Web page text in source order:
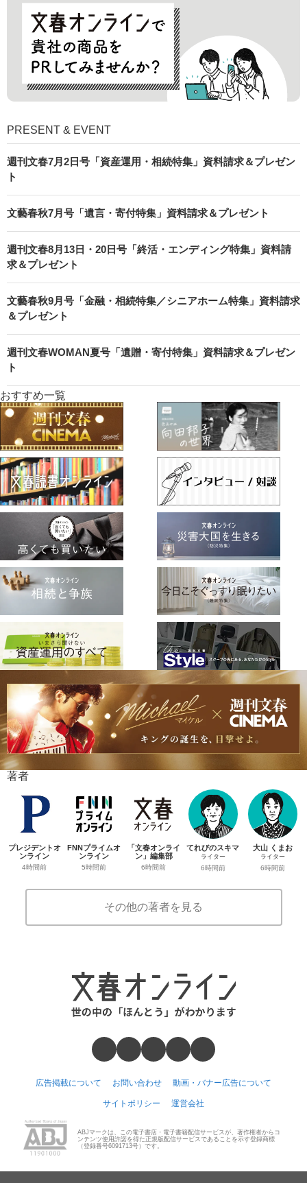
PRESENT & EVENT
週刊文春7月2日号「資産運用・相続特集」資料請求＆プレゼン
ト
文藝春秋7月号「遺言・寄付特集」資料請求＆プレゼント
週刊文春8月13日・20日号「終活・エンディング特集」資料請
求＆プレゼント
文藝春秋9月号「金融・相続特集／シニアホーム特集」資料請求
＆プレゼント
週刊文春WOMAN夏号「遺贈・寄付特集」資料請求＆プレゼン
ト
おすすめ一覧
著者
プレジデントオ
ンライン
4時間前
FNNプライムオ
ンライン
5時間前
「文春オンライ
ン」編集部
6時間前
てれびのスキマ
ライター
6時間前
大山 くまお
ライター
6時間前
その他の著者を見る
広告掲載について お問い合わせ 動画・バナー広告について
サイトポリシー 運営会社
ABJマークは、この電子書店・電子書籍配信サービスが、著作権者からコ
ンテンツ使用許諾を得た正規版配信サービスであることを示す登録商標
（登録番号6091713号）です。